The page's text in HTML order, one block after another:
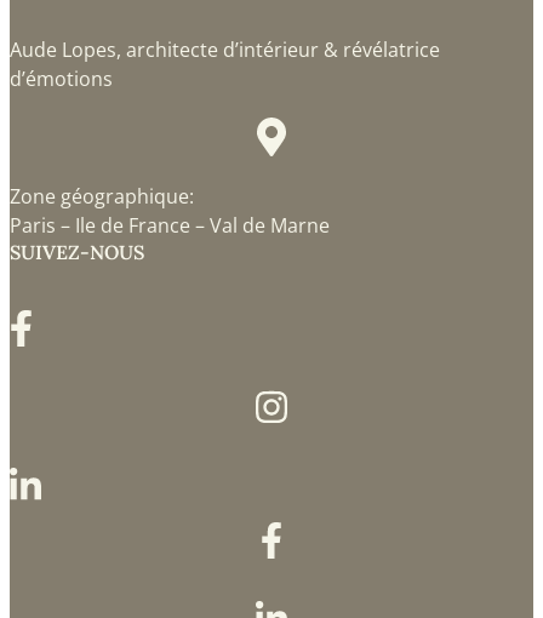
Aude Lopes, architecte d’intérieur & révélatrice
d’émotions
Zone géographique:
Paris – Ile de France – Val de Marne
SUIVEZ-NOUS